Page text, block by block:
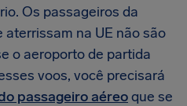
Os passageiros da
aterrissam na UE não são
o aeroporto de partida
voos, você precisará
passageiro aéreoque se